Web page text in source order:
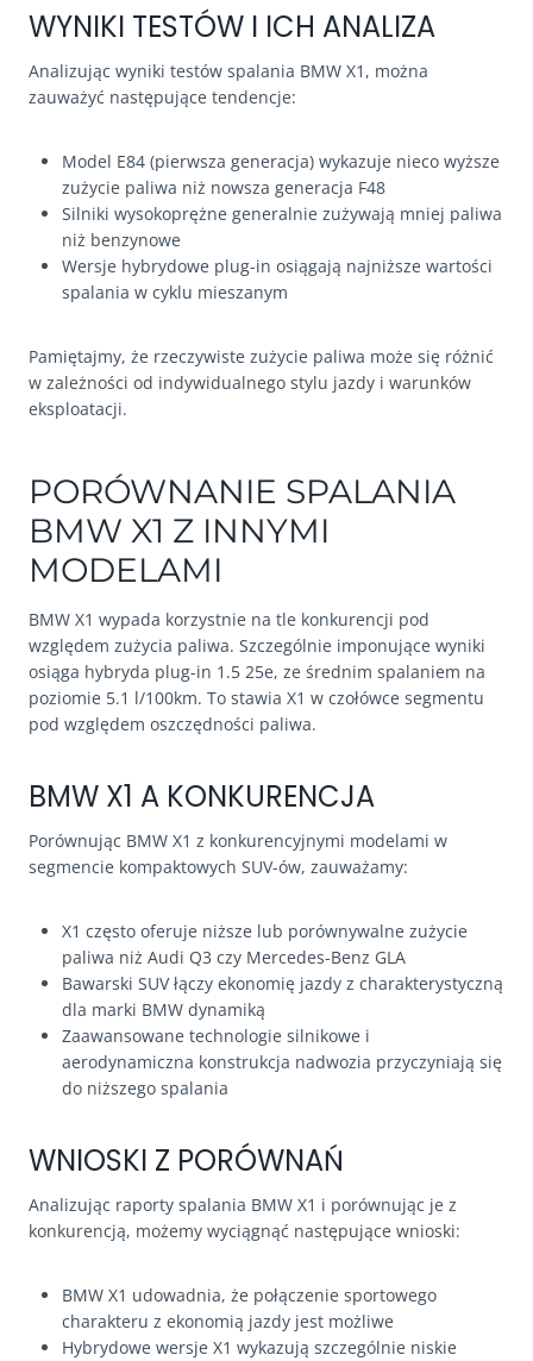
WYNIKI TESTÓW I ICH ANALIZA
Analizując wyniki testów spalania BMW X1, można
zauważyć następujące tendencje:
Model E84 (pierwsza generacja) wykazuje nieco wyższe
zużycie paliwa niż nowsza generacja F48
Silniki wysokoprężne generalnie zużywają mniej paliwa
niż benzynowe
Wersje hybrydowe plug-in osiągają najniższe wartości
spalania w cyklu mieszanym
Pamiętajmy, że rzeczywiste zużycie paliwa może się różnić
w zależności od indywidualnego stylu jazdy i warunków
eksploatacji.
PORÓWNANIE SPALANIA
BMW X1 Z INNYMI
MODELAMI
BMW X1 wypada korzystnie na tle konkurencji pod
względem zużycia paliwa. Szczególnie imponujące wyniki
osiąga hybryda plug-in 1.5 25e, ze średnim spalaniem na
poziomie 5.1 l/100km. To stawia X1 w czołówce segmentu
pod względem oszczędności paliwa.
BMW X1 A KONKURENCJA
Porównując BMW X1 z konkurencyjnymi modelami w
segmencie kompaktowych SUV-ów, zauważamy:
X1 często oferuje niższe lub porównywalne zużycie
paliwa niż Audi Q3 czy Mercedes-Benz GLA
Bawarski SUV łączy ekonomię jazdy z charakterystyczną
dla marki BMW dynamiką
Zaawansowane technologie silnikowe i
aerodynamiczna konstrukcja nadwozia przyczyniają się
do niższego spalania
WNIOSKI Z PORÓWNAŃ
Analizując raporty spalania BMW X1 i porównując je z
konkurencją, możemy wyciągnąć następujące wnioski:
BMW X1 udowadnia, że połączenie sportowego
charakteru z ekonomią jazdy jest możliwe
Hybrydowe wersje X1 wykazują szczególnie niskie